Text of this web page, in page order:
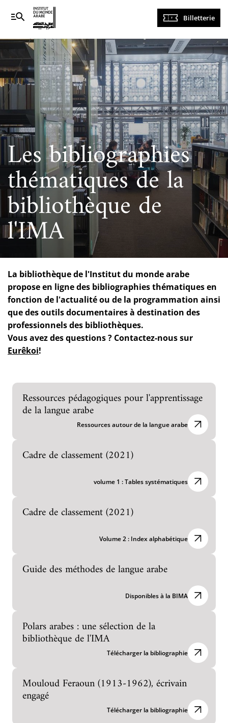
Navigation
principale
Billetterie
Les bibliographies
thématiques de la
bibliothèque de
l'IMA
La bibliothèque de l'Institut du monde arabe
propose en ligne des bibliographies thématiques en
fonction de l'actualité ou de la programmation ainsi
que des outils documentaires à destination des
professionnels des bibliothèques.
Vous avez des questions ? Contactez-nous sur
Eurêkoi!
Ressources pédagogiques pour l'apprentissage
de la langue arabe
Ressources autour de la langue arabe
Cadre de classement (2021)
volume 1 : Tables systématiques
Cadre de classement (2021)
Volume 2 : Index alphabétique
Guide des méthodes de langue arabe
Disponibles à la BIMA
Polars arabes : une sélection de la
bibliothèque de l'IMA
Télécharger la bibliographie
Mouloud Feraoun (1913-1962), écrivain
engagé
Télécharger la bibliographie